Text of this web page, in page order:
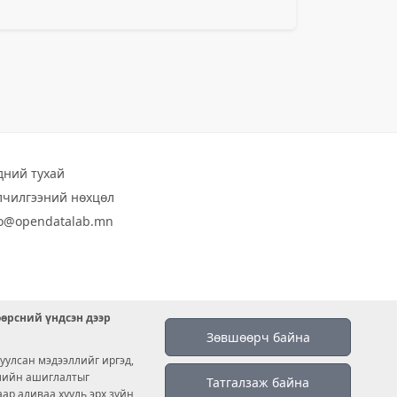
тухай
нөхцөл
Зөвшөөрч байна
Татгалзаж байна
үндсэн дээр
мэдээллийг иргэд,
ашиглалтыг
аливаа хууль эрх зүйн